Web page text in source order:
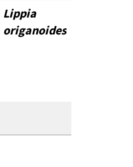
Lippia
origanoides